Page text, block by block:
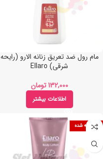
مام رول ضد تعریق زنانه الارو (رایحه
شرقی) Ellaro
تومان
اطلاعات بیشتر
فروخته شده